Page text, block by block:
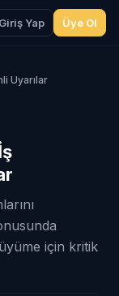
Giriş Yap Üye Ol
Uyarılar
için kritik